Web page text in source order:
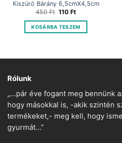
Kiszúró Bárány 6,5cmX4,5cm
450Ft Original
was:
450 Ft.
110FtCurrent
is:
110 Ft.
KOSÁRBA TESZEM
Rólunk
„…pár éve fogant meg bennünk
hogy másokkal is, -akik szintén
termékeket,- meg kell, hogy
gyurmát…”